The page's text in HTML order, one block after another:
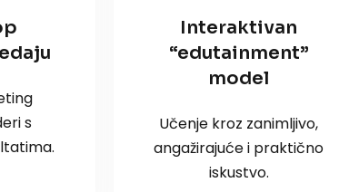
s
Interaktivan
“edutainment”
model
Učenje kroz zanimljivo,
angažirajuće i praktično
iskustvo.